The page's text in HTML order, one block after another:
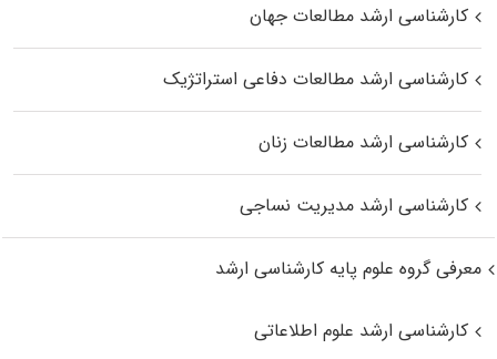
کارشناسی ارشد مطالعات جهان
کارشناسی ارشد مطالعات دفاعی استراتژیک
کارشناسی ارشد مطالعات زنان
کارشناسی ارشد مدیریت نساجی
معرفی گروه علوم پایه کارشناسی ارشد
کارشناسی ارشد علوم اطلاعاتی